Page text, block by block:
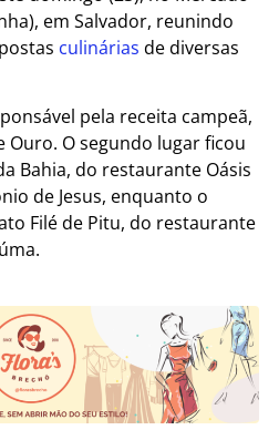
em Salvador, reunindo
culinárias de diversas
pela receita campeã,
Ouro. O segundo lugar ficou
Bahia, do restaurante Oásis
de Jesus, enquanto o
Filé de Pitu, do restaurante